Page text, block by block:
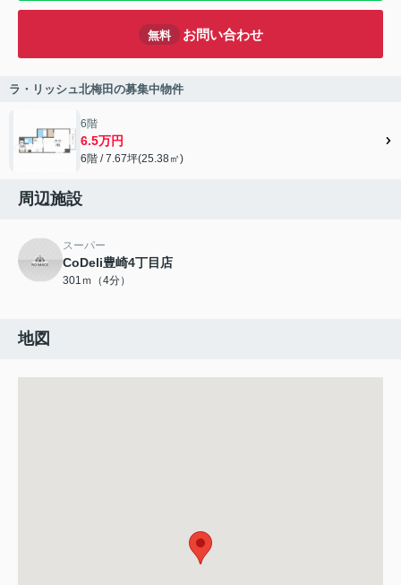
無料 お問い合わせ
ラ・リッシュ北梅田の募集中物件
6階
6.5万円
6階 / 7.67坪(25.38㎡)
周辺施設
スーパー
CoDeli豊崎4丁目店
301ｍ（4分）
地図